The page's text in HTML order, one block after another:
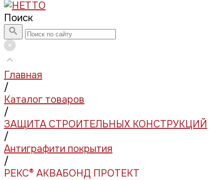
Поиск
Главная
/
Каталог товаров
/
ЗАЩИТА СТРОИТЕЛЬНЫХ КОНСТРУКЦИЙ
/
Антиграфити покрытия
/
РЕКС® АКВАБОНД ПРОТЕКТ